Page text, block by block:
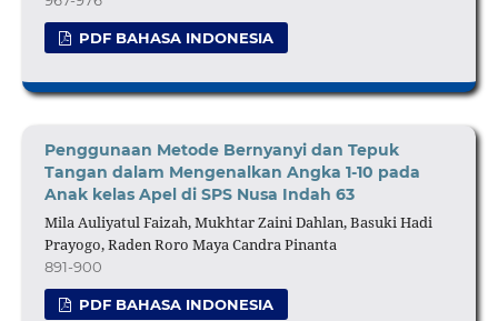
PDF BAHASA INDONESIA
Penggunaan Metode Bernyanyi dan Tepuk
Tangan dalam Mengenalkan Angka 1-10 pada
Anak kelas Apel di SPS Nusa Indah 63
Mila Auliyatul Faizah, Mukhtar Zaini Dahlan, Basuki Hadi
Prayogo, Raden Roro Maya Candra Pinanta
891-900
PDF BAHASA INDONESIA